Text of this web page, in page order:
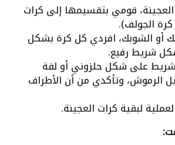
قومي بتقسيمها إلى كرات
الجولف).
أو الشوبك، افردي كل كرة بشكل
شريط رفيع.
على شكل حلزوني أو لفة
الرموش، وتأكدي من أن الأطراف
لبقية كرات العجينة.